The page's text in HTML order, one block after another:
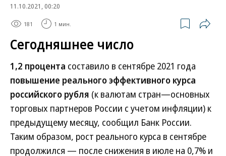
11.10.2021, 00:20
181 1 мин.
Сегодняшнее число
1,2 процента составило в сентябре 2021 года
повышение реального эффективного курса
российского рубля (к валютам стран—основных
торговых партнеров России с учетом инфляции) к
предыдущему месяцу, сообщил Банк России.
Таким образом, рост реального курса в сентябре
продолжился — после снижения в июле на 0,7% и